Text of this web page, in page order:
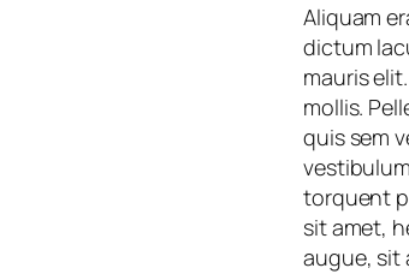
Aliquam
dictum
mauris
mollis.
quis sem
torquent
sit amet,
augue, sit